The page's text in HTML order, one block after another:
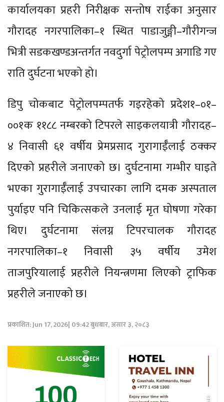
कार्यालयका प्रहरी निरीक्षक सन्तोष राईका अनुसार
गौरादह नगरपालिका–१ स्थित पाडाजुङ्गी–गौरीगन्ज
भित्री सडकखण्डअन्तर्गत नवदुर्गा पेट्रोलपम्प अगाडि गए
राति दुर्घटना भएको हो।
डिपु चोकबाट पेट्रोलपम्पतर्फ गइरहेको प्रदेश१–०१–
००१क ११८८ नम्बरको टिपरले साइकलयात्री गौरादह–
४ निवासी ६१ वर्षीय प्रेमप्रसाद गुरागाईँलाई ठक्कर
दिएको प्रहरीले जनाएको छ। दुर्घटनामा गम्भीर घाइते
भएका गुरागाईँलाई उपचारका लागि दमक अस्पताल
पुर्याइए पनि चिकित्सकले उनलाई मृत घोषणा गरेका
थिए। दुर्घटनामा संलग्न टिपरचालक गौरादह
नगरपालिका–१ निवासी ३५ वर्षीय उमेश
ताजपुरियालाई प्रहरीले नियन्त्रणमा लिएको ट्राफिक
प्रहरीले जनाएको छ।
प्रकाशित: Jun 17, 2026| 09:42 बुधबार, असार ३, २०८३